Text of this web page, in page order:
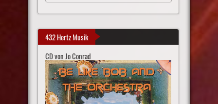
432 Hertz Musik
CD von Jo Conrad